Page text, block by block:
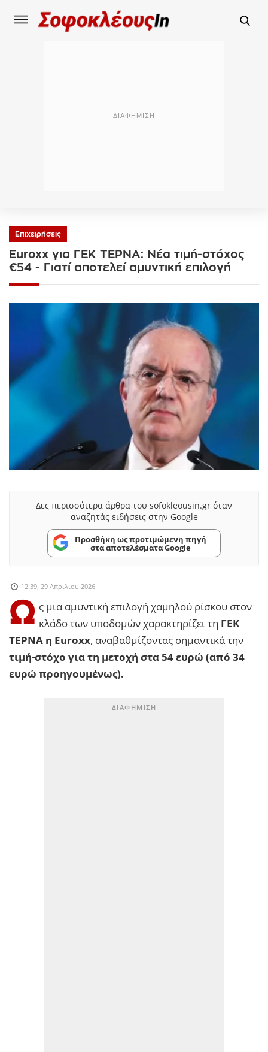
Επιχειρήσεις
Euroxx για ΓΕΚ ΤΕΡΝΑ: Νέα τιμή-στόχος
€54 - Γιατί αποτελεί αμυντική επιλογή
Δες περισσότερα άρθρα του sofokleousin.gr όταν
αναζητάς ειδήσεις στην Google
Προσθήκη ως προτιμώμενη πηγή
στα αποτελέσματα Google
12:39, 29 Απριλίου 2026
Ω ς μια αμυντική επιλογή χαμηλού ρίσκου στον
κλάδο των υποδομών χαρακτηρίζει τη ΓΕΚ
ΤΕΡΝΑ η Euroxx, αναβαθμίζοντας σημαντικά την
τιμή-στόχο για τη μετοχή στα 54 ευρώ (από 34
ευρώ προηγουμένως).